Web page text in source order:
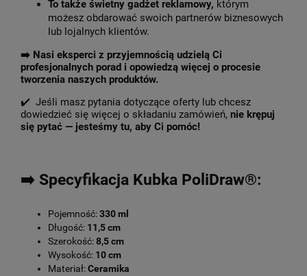
To także świetny gadżet reklamowy, którym
możesz obdarować swoich partnerów biznesowych
lub lojalnych klientów.
➡️ Nasi eksperci z przyjemnością udzielą Ci
profesjonalnych porad i opowiedzą więcej o procesie
tworzenia naszych produktów.
✔️ Jeśli masz pytania dotyczące oferty lub chcesz
dowiedzieć się więcej o składaniu zamówień, nie krępuj
się pytać — jesteśmy tu, aby Ci pomóc!
➡️ Specyfikacja Kubka PoliDraw®:
Pojemność:330 ml
Długość: 11,5 cm
Szerokość:8,5 cm
Wysokość: 10 cm
Materiał:Ceramika